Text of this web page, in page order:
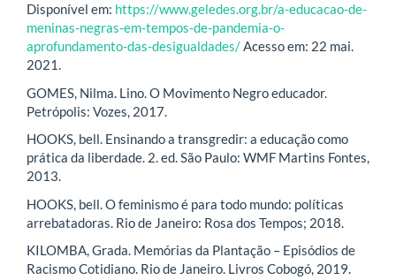
Disponível em: https://www.geledes.org.br/a-educacao-de-
meninas-negras-em-tempos-de-pandemia-o-
aprofundamento-das-desigualdades/Acesso em: 22 mai.
2021.
GOMES, Nilma. Lino. O Movimento Negro educador.
Petrópolis: Vozes, 2017.
HOOKS, bell. Ensinando a transgredir: a educação como
prática da liberdade. 2. ed. São Paulo: WMF Martins Fontes,
2013.
HOOKS, bell. O feminismo é para todo mundo: políticas
arrebatadoras. Rio de Janeiro: Rosa dos Tempos; 2018.
KILOMBA, Grada. Memórias da Plantação – Episódios de
Racismo Cotidiano. Rio de Janeiro. Livros Cobogó, 2019.